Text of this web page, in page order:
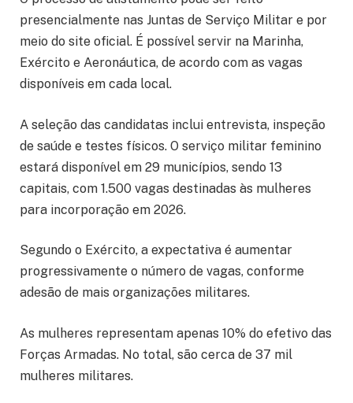
presencialmente nas Juntas de Serviço Militar e por
meio do site oficial. É possível servir na Marinha,
Exército e Aeronáutica, de acordo com as vagas
disponíveis em cada local.
A seleção das candidatas inclui entrevista, inspeção
de saúde e testes físicos. O serviço militar feminino
estará disponível em 29 municípios, sendo 13
capitais, com 1.500 vagas destinadas às mulheres
para incorporação em 2026.
Segundo o Exército, a expectativa é aumentar
progressivamente o número de vagas, conforme
adesão de mais organizações militares.
As mulheres representam apenas 10% do efetivo das
Forças Armadas. No total, são cerca de 37 mil
mulheres militares.